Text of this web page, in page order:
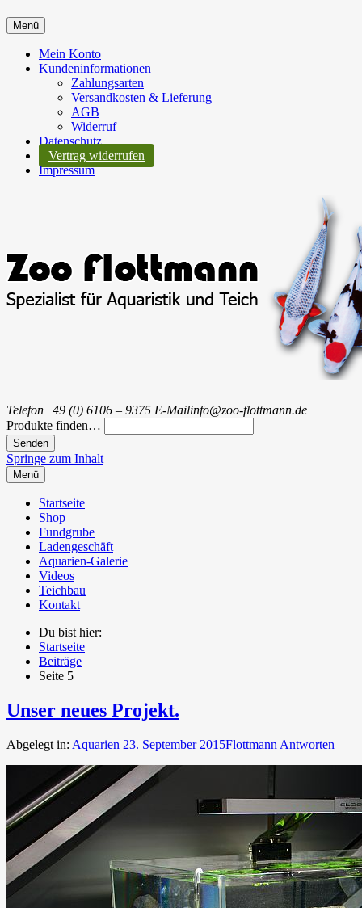
Menü
Mein Konto
Kundeninformationen
Zahlungsarten
Versandkosten & Lieferung
AGB
Widerruf
Datenschutz
Vertrag widerrufen
Impressum
Telefon+49 (0) 6106 – 9375 E-Mailinfo@zoo-flottmann.de
Produkte finden…
Springe zum Inhalt
Menü
Startseite
Shop
Fundgrube
Ladengeschäft
Aquarien-Galerie
Videos
Teichbau
Kontakt
Du bist hier:
Startseite
Beiträge
Seite 5
Unser neues Projekt.
Abgelegt in: Aquarien 23. September 2015Flottmann Antworten